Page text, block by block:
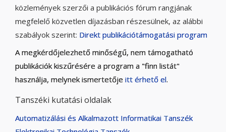
közlemények szerzői a publikációs fórum rangjának
megfelelő közvetlen díjazásban részesülnek, az alábbi
szabályok szerint: Direkt publikációtámogatási program
A megkérdőjelezhető minőségű, nem támogatható
publikációk kiszűrésére a program a "finn listát"
használja, melynek ismertetője itt érhető el.
Tanszéki kutatási oldalak
Automatizálási és Alkalmazott Informatikai Tanszék